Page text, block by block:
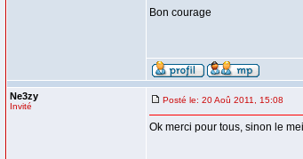
Bon courage
Ne3zy
Invité
Posté le: 20 Aoû 2011, 15:08
Ok merci pour tous, sinon le